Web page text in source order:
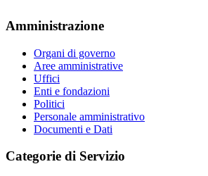
Amministrazione
Organi di governo
Aree amministrative
Uffici
Enti e fondazioni
Politici
Personale amministrativo
Documenti e Dati
Categorie di Servizio